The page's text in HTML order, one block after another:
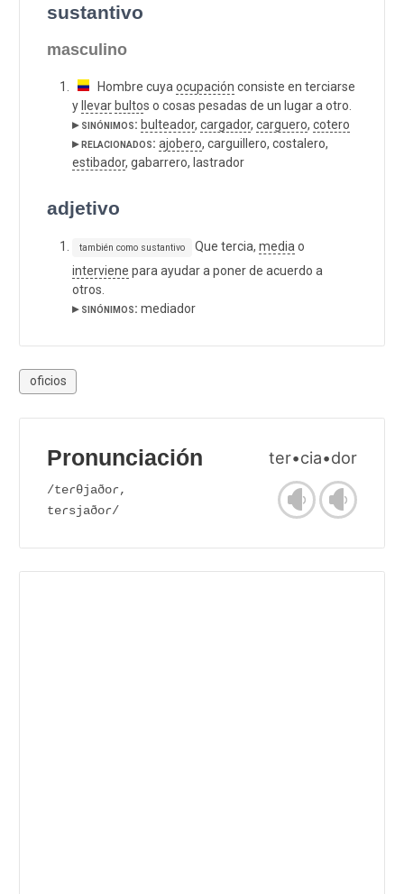
sustantivo
masculino
Hombre cuya ocupación consiste en terciarse
y llevar bultos o cosas pesadas de un lugar a otro.
▸ sinónimos: bulteador, cargador, carguero, cotero
▸ relacionados: ajobero, carguillero, costalero,
estibador, gabarrero, lastrador
adjetivo
también como sustantivo Que tercia, media o
interviene para ayudar a poner de acuerdo a
otros.
▸ sinónimos: mediador
oficios
Pronunciación ter•cia•dor
/teɾθjaðoɾ,
teɾsjaðoɾ/